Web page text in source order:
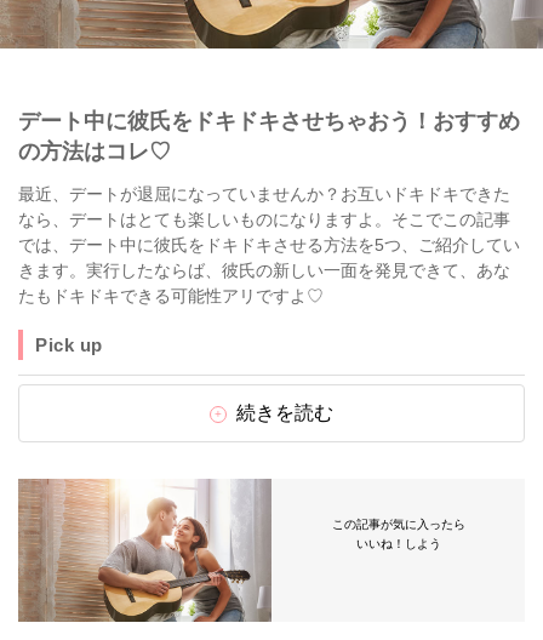
デート中に彼氏をドキドキさせちゃおう！おすすめ
の方法はコレ♡
最近、デートが退屈になっていませんか？お互いドキドキできた
なら、デートはとても楽しいものになりますよ。そこでこの記事
では、デート中に彼氏をドキドキさせる方法を5つ、ご紹介してい
きます。実行したならば、彼氏の新しい一面を発見できて、あな
たもドキドキできる可能性アリですよ♡
Pick up
続きを読む
この記事が気に入ったら
いいね！しよう